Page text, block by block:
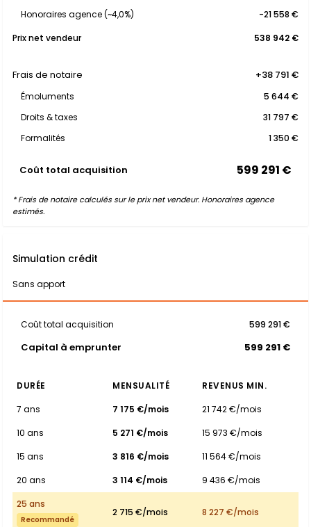
Honoraires agence (~4,0%)
-21 558 €
Prix net vendeur
538 942 €
Frais de notaire +38 791 €
Émoluments
5 644 €
Droits & taxes
31 797 €
Formalités
1 350 €
Coût total acquisition 599 291 €
* Frais de notaire calculés sur le prix net vendeur. Honoraires agence
estimés.
Simulation crédit
Sans apport
Coût total acquisition 599 291 €
Capital à emprunter 599 291 €
DURÉE MENSUALITÉ
REVENUS MIN.
7 ans
7 175 €/mois
21 742 €/mois
10 ans
5 271 €/mois
15 973 €/mois
15 ans
3 816 €/mois
11 564 €/mois
20 ans
3 114 €/mois
9 436 €/mois
25 ans
Recommandé
2 715 €/mois 8 227 €/mois